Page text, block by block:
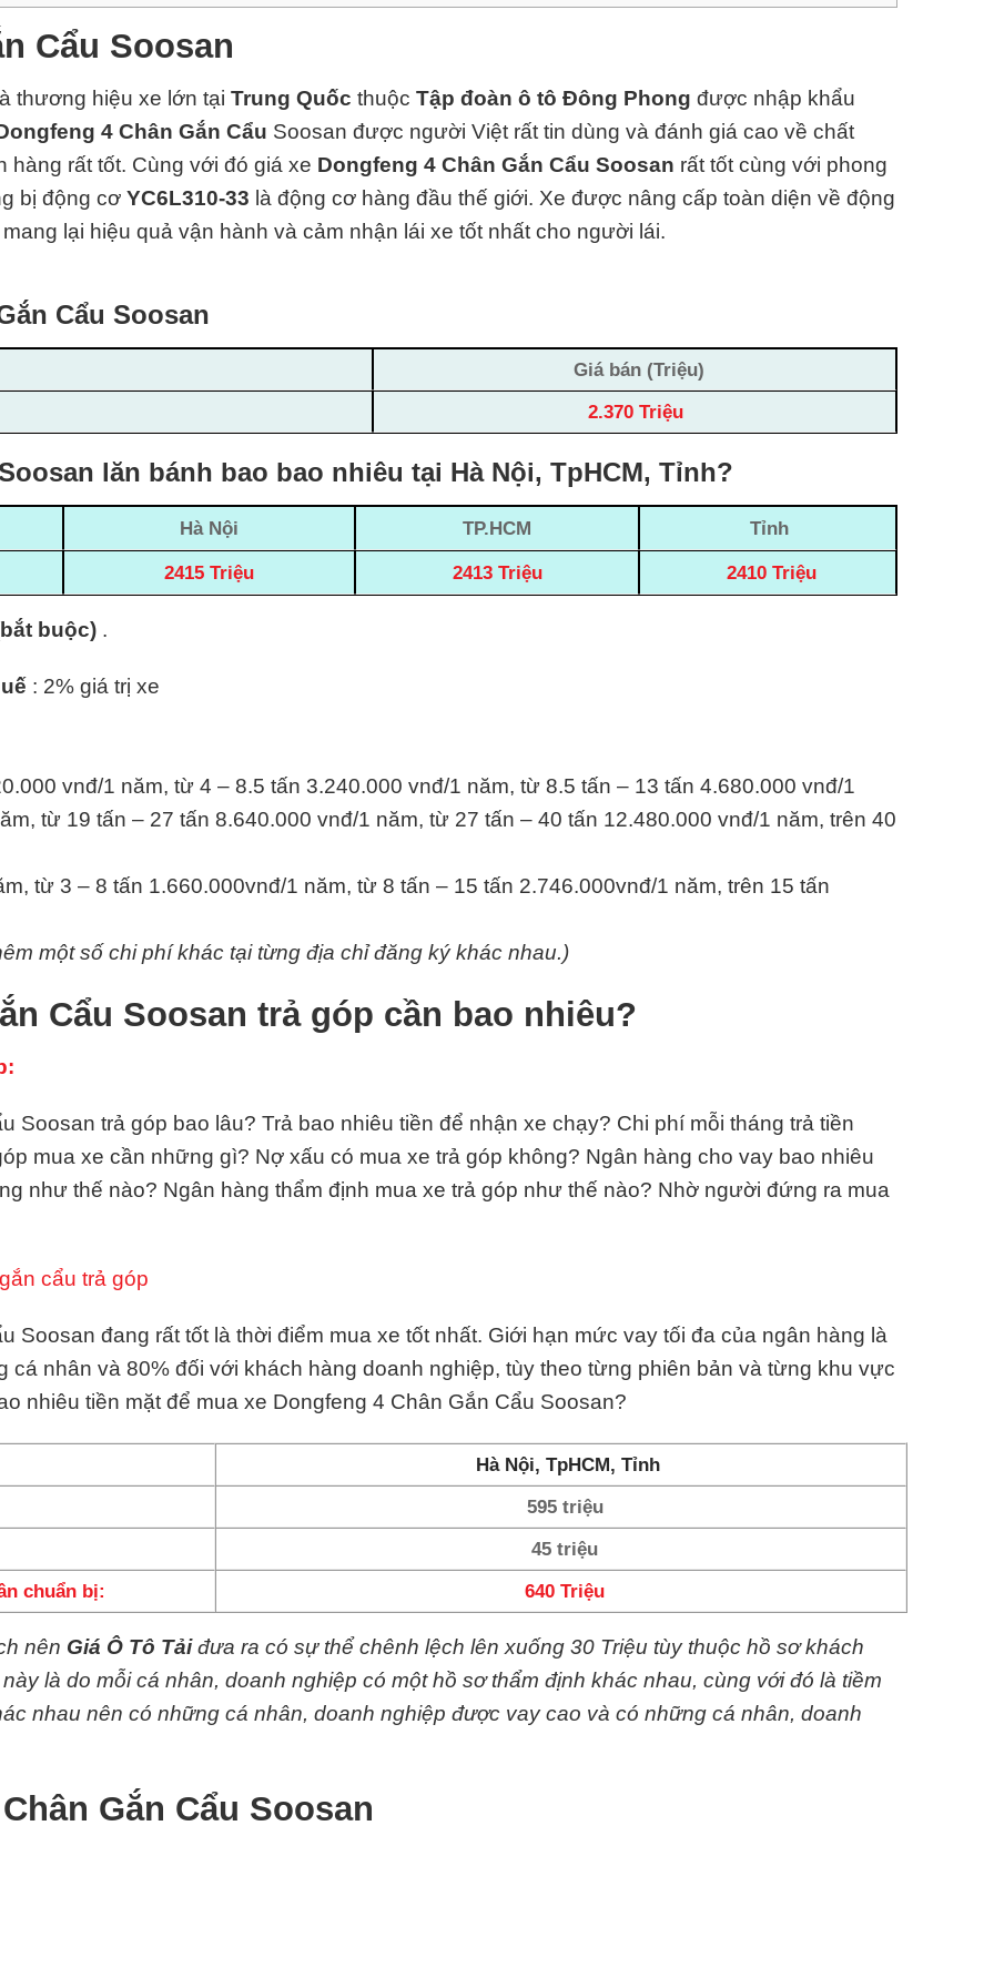
Cẩu Soosan
thương hiệu xe lớn tại Trung Quốc thuộc Tập đoàn ô tô Đông Phong được nhập khẩu
4 Chân Gắn Cẩu Soosan được người Việt rất tin dùng và đánh giá cao về chất
rất tốt. Cùng với đó giá xe Dongfeng 4 Chân Gắn Cẩu Soosan rất tốt cùng với phong
bị động cơ YC6L310-33 là động cơ hàng đầu thế giới. Xe được nâng cấp toàn diện về động
lại hiệu quả vận hành và cảm nhận lái xe tốt nhất cho người lái.
Cẩu Soosan
Giá bán (Triệu)
2.370 Triệu
lăn bánh bao bao nhiêu tại Hà Nội, TpHCM, Tỉnh?
Hà Nội TP.HCM
Tỉnh
2415 Triệu
2413 Triệu 2410 Triệu
buộc) .
: 2% giá trị xe
vnđ/1 năm, từ 4 – 8.5 tấn 3.240.000 vnđ/1 năm, từ 8.5 tấn – 13 tấn 4.680.000 vnđ/1
từ 19 tấn – 27 tấn 8.640.000 vnđ/1 năm, từ 27 tấn – 40 tấn 12.480.000 vnđ/1 năm, trên 40
từ 3 – 8 tấn 1.660.000vnđ/1 năm, từ 8 tấn – 15 tấn 2.746.000vnđ/1 năm, trên 15 tấn
một số chi phí khác tại từng địa chỉ đăng ký khác nhau.)
Cẩu Soosan trả góp cần bao nhiêu?
Soosan trả góp bao lâu? Trả bao nhiêu tiền để nhận xe chạy? Chi phí mỗi tháng trả tiền
mua xe cần những gì? Nợ xấu có mua xe trả góp không? Ngân hàng cho vay bao nhiêu
như thế nào? Ngân hàng thẩm định mua xe trả góp như thế nào? Nhờ người đứng ra mua
cẩu trả góp
Soosan đang rất tốt là thời điểm mua xe tốt nhất. Giới hạn mức vay tối đa của ngân hàng là
cá nhân và 80% đối với khách hàng doanh nghiệp, tùy theo từng phiên bản và từng khu vực
nhiêu tiền mặt để mua xe Dongfeng 4 Chân Gắn Cẩu Soosan?
Hà Nội, TpHCM, Tỉnh
595 triệu
45 triệu
chuẩn bị:
640 Triệu
nên Giá Ô Tô Tảiđưa ra có sự thể chênh lệch lên xuống 30 Triệu tùy thuộc hồ sơ khách
là do mỗi cá nhân, doanh nghiệp có một hồ sơ thẩm định khác nhau, cùng với đó là tiềm
nhau nên có những cá nhân, doanh nghiệp được vay cao và có những cá nhân, doanh
Gắn Cẩu Soosan